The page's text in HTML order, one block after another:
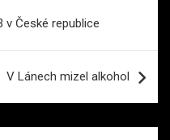
v České republice
V Lánech mizel alkohol